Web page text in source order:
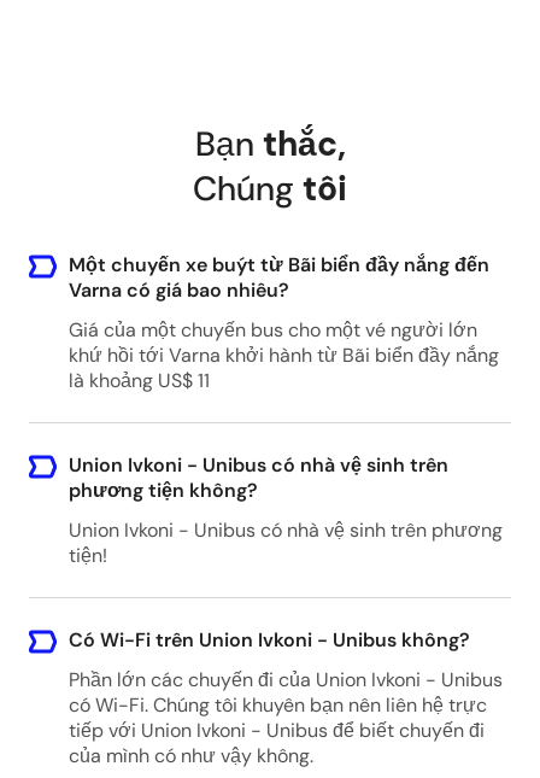
Bạn thắc,
Chúng tôi
Một chuyến xe buýt từ Bãi biển đầy nắng đến
Varna có giá bao nhiêu?
Giá của một chuyến bus cho một vé người lớn
khứ hồi tới Varna khởi hành từ Bãi biển đầy nắng
là khoảng US$ 11
Union Ivkoni - Unibus có nhà vệ sinh trên
phương tiện không?
Union Ivkoni - Unibus có nhà vệ sinh trên phương
tiện!
Có Wi-Fi trên Union Ivkoni - Unibus không?
Phần lớn các chuyến đi của Union Ivkoni - Unibus
có Wi-Fi. Chúng tôi khuyên bạn nên liên hệ trực
tiếp với Union Ivkoni - Unibus để biết chuyến đi
của mình có như vậy không.